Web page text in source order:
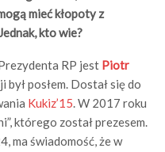
mieć kłopoty z
kto wie?
RP jest Piotr
był posłem. Dostał się do
Kukiz’15. W 2017 roku
którego został prezesem.
ma świadomość, że w